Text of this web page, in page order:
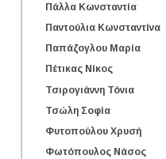
Πάλλα Κωνσταντία
Παντούλια Κωνσταντίνα
Παπάζογλου Μαρία
Πέτικας Νίκος
Τσιρογιάννη Τόνια
Τσώλη Σοφία
Φυτοπούλου Χρυσή
Φωτόπουλος Νάσος